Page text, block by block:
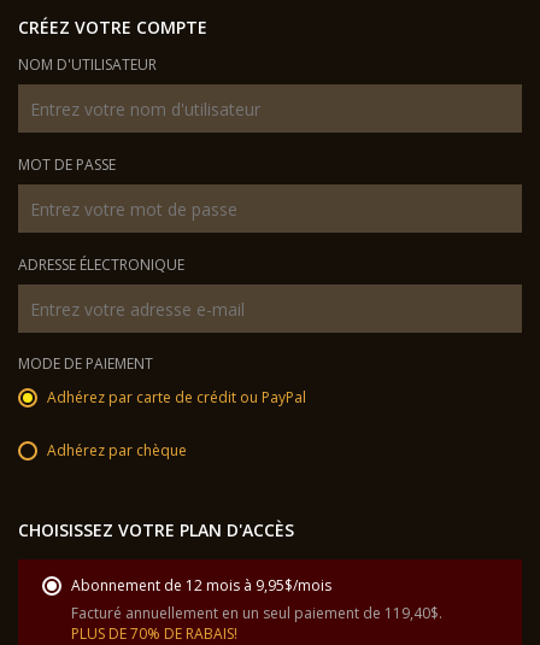
CRÉEZ VOTRE COMPTE
NOM D'UTILISATEUR
MOT DE PASSE
ADRESSE ÉLECTRONIQUE
MODE DE PAIEMENT
Adhérez par carte de crédit ou PayPal
Adhérez par chèque
CHOISISSEZ VOTRE PLAN D'ACCÈS
Abonnement de 12 mois à 9,95$/mois
Facturé annuellement en un seul paiement de 119,40$.
PLUS DE 70% DE RABAIS!